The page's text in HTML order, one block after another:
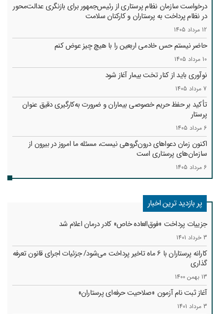
درخواست سازمان نظام پرستاری از رئیس‌جمهور برای بازنگری عدالت‌محور
در نظام پرداخت به پرستاران و کارکنان سلامت
12 مرداد 1405
حاضر نیستم حس خادمی اربعین را با هیچ چیز عوض کنم
10 مرداد 1405
نوآوری باید از کنار تخت بیمار آغاز شود
7 مرداد 1405
تأکید بر حفظ حریم خصوصی بیماران و ضرورت به‌کارگیری دقیق عنوان
پرستار
6 مرداد 1405
اکنون زمان دعواهای درون‌گروهی نیست، مسئله ما امروز در بیرون از
سازمان‌های پرستاری است
6 مرداد 1405
پر بازدید ترین اخبار
جزییات پرداخت «فوق‌العاده خاص» کادر درمان اعلام شد
3 خرداد 1401
کارانه‌ پرستاران با 6 ماه تاخیر پرداخت می‌شود/ جزئیات اجرای قانون تعرفه
گذاری
13 بهمن 1400
آغاز ثبت نام آزمون «صلاحیت حرفه‌ای پرستاران»
3 مرداد 1401